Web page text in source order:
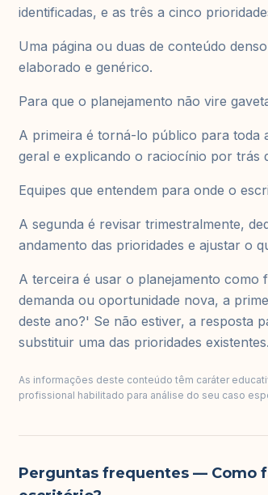
identificadas, e as três a cinco
Uma página ou duas de conteúdo
elaborado e genérico.
Para que o planejamento não vire
A primeira é torná-lo público para toda
geral e explicando o raciocínio por trás
Equipes que entendem para onde o
A segunda é revisar trimestralmente,
andamento das prioridades e ajustar o
A terceira é usar o planejamento como
demanda ou oportunidade nova, a
deste ano?' Se não estiver, a resposta
substituir uma das prioridades existentes.
As informações deste conteúdo têm caráter
profissional habilitado para análise do seu caso
Perguntas frequentes — Como